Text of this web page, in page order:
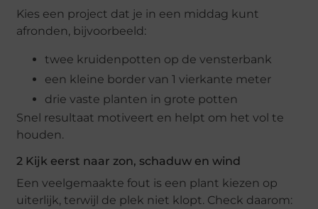
Kies een project dat je in een middag kunt
afronden, bijvoorbeeld:
twee kruidenpotten op de vensterbank
een kleine border van 1 vierkante meter
drie vaste planten in grote potten
Snel resultaat motiveert en helpt om het vol te
houden.
2 Kijk eerst naar zon, schaduw en wind
Een veelgemaakte fout is een plant kiezen op
uiterlijk, terwijl de plek niet klopt. Check daarom: